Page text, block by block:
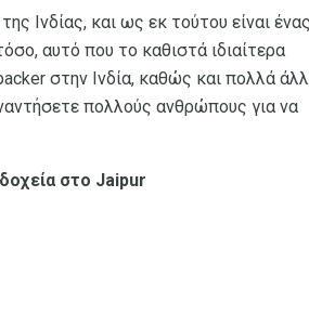
Ινδίας, και ως εκ τούτου είναι ένας
αυτό που το καθιστά ιδιαίτερα
στην Ινδία, καθώς και πολλά
πολλούς ανθρώπους για να
στο Jaipur